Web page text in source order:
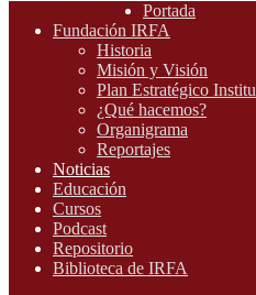
Portada
Fundación IRFA
Historia
Misión y Visión
Plan Estratégico
¿Qué hacemos?
Organigrama
Reportajes
Noticias
Educación
Cursos
Podcast
Repositorio
Biblioteca de IRFA